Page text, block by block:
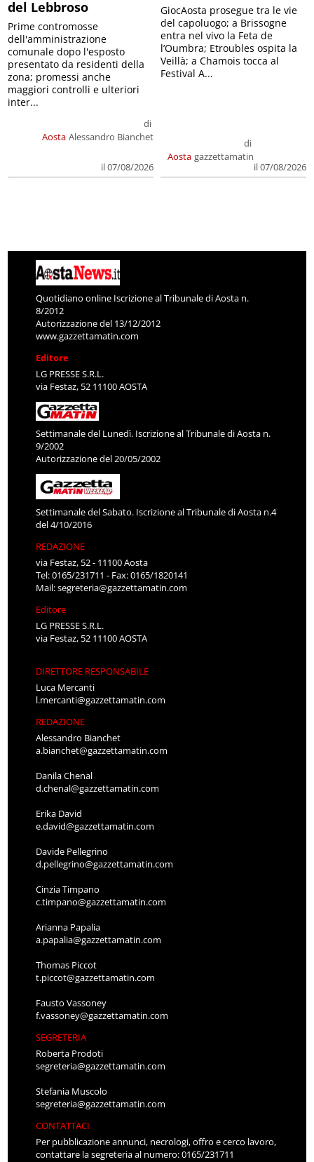
del Lebbroso
Aosta
di
Alessandro Bianchet
il 07/08/2026
Prime contromosse
dell'amministrazione
comunale dopo l'esposto
presentato da residenti della
zona; promessi anche
maggiori controlli e ulteriori
inter...
Aosta
di
gazzettamatin
il 07/08/2026
GiocAosta prosegue tra le vie
del capoluogo; a Brissogne
entra nel vivo la Feta de
l’Oumbra; Etroubles ospita la
Veillà; a Chamois tocca al
Festival A...
Quotidiano online Iscrizione al Tribunale di Aosta n.
8/2012
Autorizzazione del 13/12/2012
www.gazzettamatin.com
Editore
LG PRESSE S.R.L.
via Festaz, 52 11100 AOSTA
Settimanale del Lunedì. Iscrizione al Tribunale di Aosta n.
9/2002
Autorizzazione del 20/05/2002
Settimanale del Sabato. Iscrizione al Tribunale di Aosta n.4
del 4/10/2016
REDAZIONE
via Festaz, 52 - 11100 Aosta
Tel: 0165/231711 - Fax: 0165/1820141
Mail:segreteria@gazzettamatin.com
Editore
LG PRESSE S.R.L.
via Festaz, 52 11100 AOSTA
DIRETTORE RESPONSABILE
Luca Mercanti
l.mercanti@gazzettamatin.com
REDAZIONE
Alessandro Bianchet
a.bianchet@gazzettamatin.com
Danila Chenal
d.chenal@gazzettamatin.com
Erika David
e.david@gazzettamatin.com
Davide Pellegrino
d.pellegrino@gazzettamatin.com
Cinzia Timpano
c.timpano@gazzettamatin.com
Arianna Papalia
a.papalia@gazzettamatin.com
Thomas Piccot
t.piccot@gazzettamatin.com
Fausto Vassoney
f.vassoney@gazzettamatin.com
SEGRETERIA
Roberta Prodoti
segreteria@gazzettamatin.com
Stefania Muscolo
segreteria@gazzettamatin.com
CONTATTACI
Per pubblicazione annunci, necrologi, offro e cerco lavoro,
contattare la segreteria al numero: 0165/231711